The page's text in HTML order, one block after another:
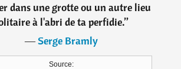
dans une grotte ou un autre lieu
à l'abri de ta perfidie.”
―Serge Bramly
Source: